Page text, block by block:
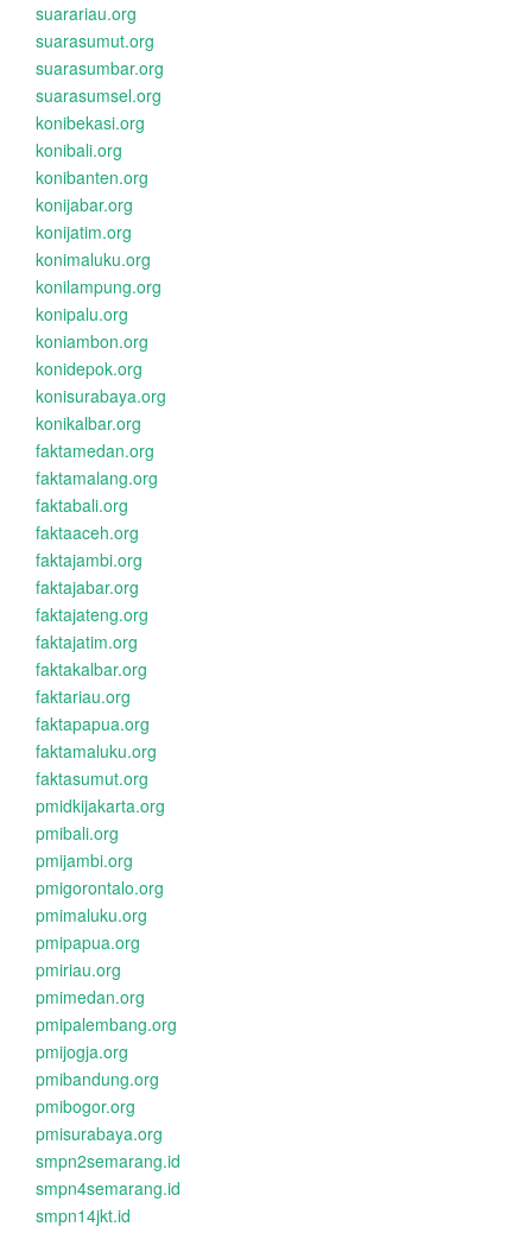
suarariau.org
suarasumut.org
suarasumbar.org
suarasumsel.org
konibekasi.org
konibali.org
konibanten.org
konijabar.org
konijatim.org
konimaluku.org
konilampung.org
konipalu.org
koniambon.org
konidepok.org
konisurabaya.org
konikalbar.org
faktamedan.org
faktamalang.org
faktabali.org
faktaaceh.org
faktajambi.org
faktajabar.org
faktajateng.org
faktajatim.org
faktakalbar.org
faktariau.org
faktapapua.org
faktamaluku.org
faktasumut.org
pmidkijakarta.org
pmibali.org
pmijambi.org
pmigorontalo.org
pmimaluku.org
pmipapua.org
pmiriau.org
pmimedan.org
pmipalembang.org
pmijogja.org
pmibandung.org
pmibogor.org
pmisurabaya.org
smpn2semarang.id
smpn4semarang.id
smpn14jkt.id